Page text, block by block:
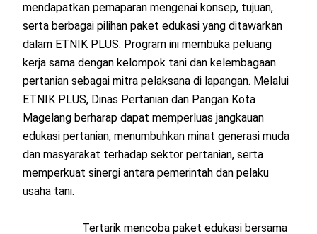
mendapatkan pemaparan mengenai konsep, tujuan,
serta berbagai pilihan paket edukasi yang ditawarkan
dalam ETNIK PLUS. Program ini membuka peluang
kerja sama dengan kelompok tani dan kelembagaan
pertanian sebagai mitra pelaksana di lapangan. Melalui
ETNIK PLUS, Dinas Pertanian dan Pangan Kota
Magelang berharap dapat memperluas jangkauan
edukasi pertanian, menumbuhkan minat generasi muda
dan masyarakat terhadap sektor pertanian, serta
memperkuat sinergi antara pemerintah dan pelaku
usaha tani.
Tertarik mencoba paket edukasi bersama